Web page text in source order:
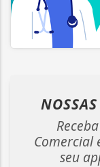
Comercial
seu